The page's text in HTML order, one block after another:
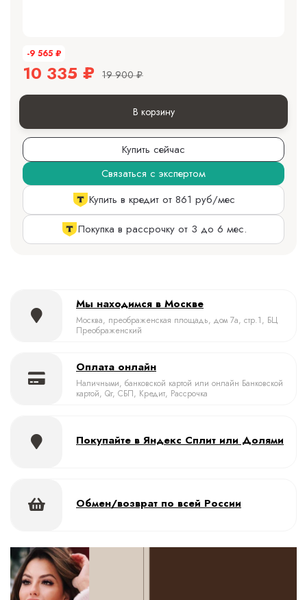
-9 565 ₽
10 335 ₽ 19 900 ₽
В корзину
Купить сейчас
Связаться с экспертом
Купить в кредит от 861 руб/мес
Покупка в рассрочку от 3 до 6 мес.
Мы находимся в Москве
Москва, преображенская площадь, дом 7а, стр.1, БЦ
Преображенский
Оплата онлайн
Наличными, банковской картой или онлайн Банковской
картой, Qr, СБП, Кредит, Рассрочка
Покупайте в Яндекс Сплит или Долями
Обмен/возврат по всей России